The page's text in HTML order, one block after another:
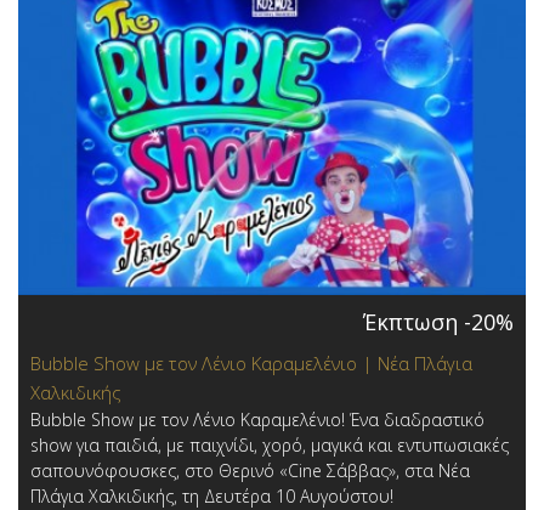
Έκπτωση -20%
Bubble Show με τον Λένιο Καραμελένιο | Νέα Πλάγια
Χαλκιδικής
Bubble Show με τον Λένιο Καραμελένιο! Ένα διαδραστικό
show για παιδιά, με παιχνίδι, χορό, μαγικά και εντυπωσιακές
σαπουνόφουσκες, στο Θερινό «Cine Σάββας», στα Νέα
Πλάγια Χαλκιδικής, τη Δευτέρα 10 Αυγούστου!